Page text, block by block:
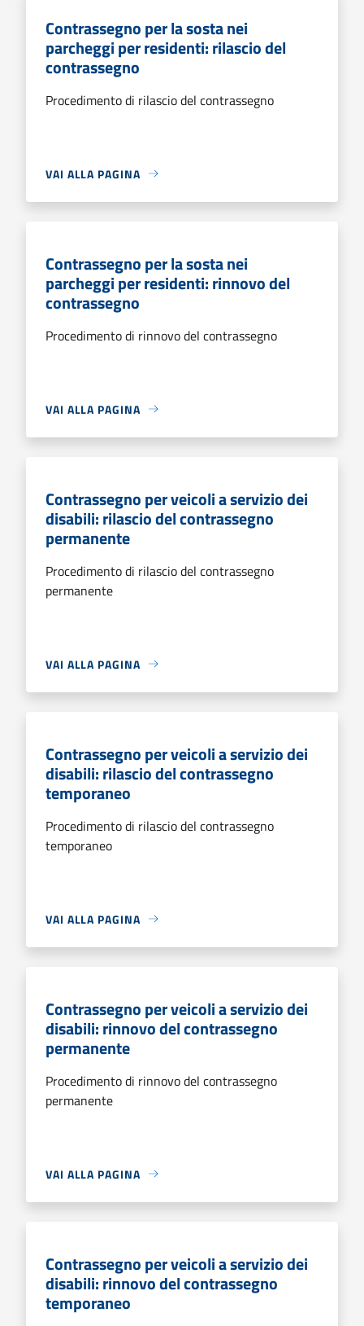
Contrassegno per la sosta nei
parcheggi per residenti: rilascio del
contrassegno
Procedimento di rilascio del contrassegno
VAI ALLA PAGINA
Contrassegno per la sosta nei
parcheggi per residenti: rinnovo del
contrassegno
Procedimento di rinnovo del contrassegno
VAI ALLA PAGINA
Contrassegno per veicoli a servizio dei
disabili: rilascio del contrassegno
permanente
Procedimento di rilascio del contrassegno
permanente
VAI ALLA PAGINA
Contrassegno per veicoli a servizio dei
disabili: rilascio del contrassegno
temporaneo
Procedimento di rilascio del contrassegno
temporaneo
VAI ALLA PAGINA
Contrassegno per veicoli a servizio dei
disabili: rinnovo del contrassegno
permanente
Procedimento di rinnovo del contrassegno
permanente
VAI ALLA PAGINA
Contrassegno per veicoli a servizio dei
disabili: rinnovo del contrassegno
temporaneo